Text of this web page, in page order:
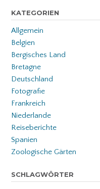
KATEGORIEN
Allgemein
Belgien
Bergisches Land
Bretagne
Deutschland
Fotografie
Frankreich
Niederlande
Reiseberichte
Spanien
Zoologische Gärten
SCHLAGWÖRTER